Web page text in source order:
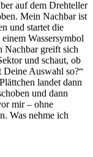
auf dem Drehteller
Mein Nachbar ist
und startet die
Wassersymbol
Nachbar greift sich
und schaut, ob
Deine Auswahl so?“
landet dann
und dann
mir – ohne
Was nehme ich